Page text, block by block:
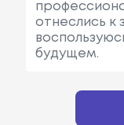
отнеслись к
будущем.